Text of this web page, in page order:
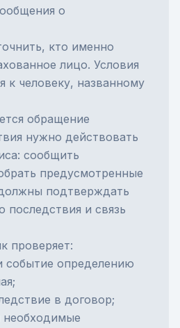
о
кто именно
лицо. Условия
к человеку, названному
обращение
нужно действовать
сообщить
предусмотренные
подтверждать
последствия и связь
проверяет:
событие определению
в договор;
необходимые